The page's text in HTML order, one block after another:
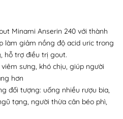
Minami Anserin 240 với thành
làm giảm nồng độ acid uric trong
hỗ trợ điều trị gout.
sưng, khó chịu, giúp người
hơn
đối tượng: uống nhiều rượu bia,
tạng, người thừa cân béo phì,